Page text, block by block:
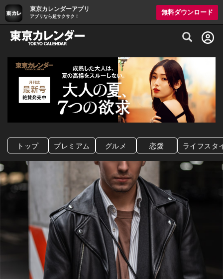
東京カレンダーアプリ
アプリなら超サクサク！
無料ダウンロード
グルメ情報・プレミアムレストラン予約
トップ プレミアム グルメ 恋愛 ライフスタ